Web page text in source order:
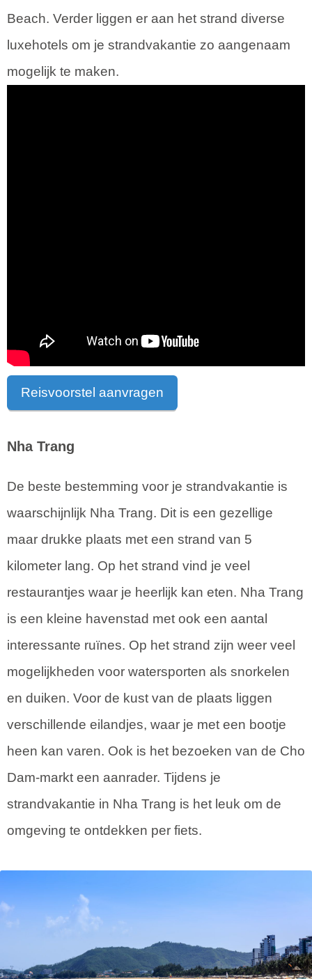
Beach. Verder liggen er aan het strand diverse
luxehotels om je strandvakantie zo aangenaam
mogelijk te maken.
Reisvoorstel aanvragen
Nha Trang
De beste bestemming voor je strandvakantie is
waarschijnlijk Nha Trang. Dit is een gezellige
maar drukke plaats met een strand van 5
kilometer lang. Op het strand vind je veel
restaurantjes waar je heerlijk kan eten. Nha Trang
is een kleine havenstad met ook een aantal
interessante ruïnes. Op het strand zijn weer veel
mogelijkheden voor watersporten als snorkelen
en duiken. Voor de kust van de plaats liggen
verschillende eilandjes, waar je met een bootje
heen kan varen. Ook is het bezoeken van de Cho
Dam-markt een aanrader. Tijdens je
strandvakantie in Nha Trang is het leuk om de
omgeving te ontdekken per fiets.